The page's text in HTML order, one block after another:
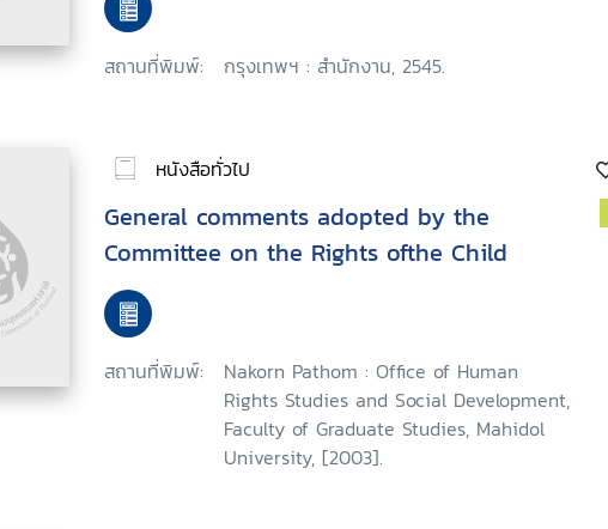
สถานที่พิมพ์: กรุงเทพฯ : สำนักงาน, 2545.
หนังสือทั่วไป
General comments adopted by the
Committee on the Rights ofthe Child
สถานที่พิมพ์:
Nakorn Pathom : Office of Human
Rights Studies and Social Development,
Faculty of Graduate Studies, Mahidol
University, [2003].